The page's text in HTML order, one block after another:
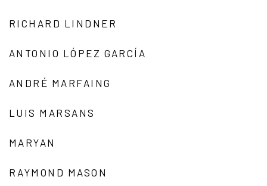
RICHARD LINDNER
ANTONIO LÓPEZ GARCÍA
ANDRÉ MARFAING
LUIS MARSANS
MARYAN
RAYMOND MASON